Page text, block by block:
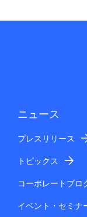
ニュース
プレスリリース
トピックス
コーポレートブロ
イベント・セミナ